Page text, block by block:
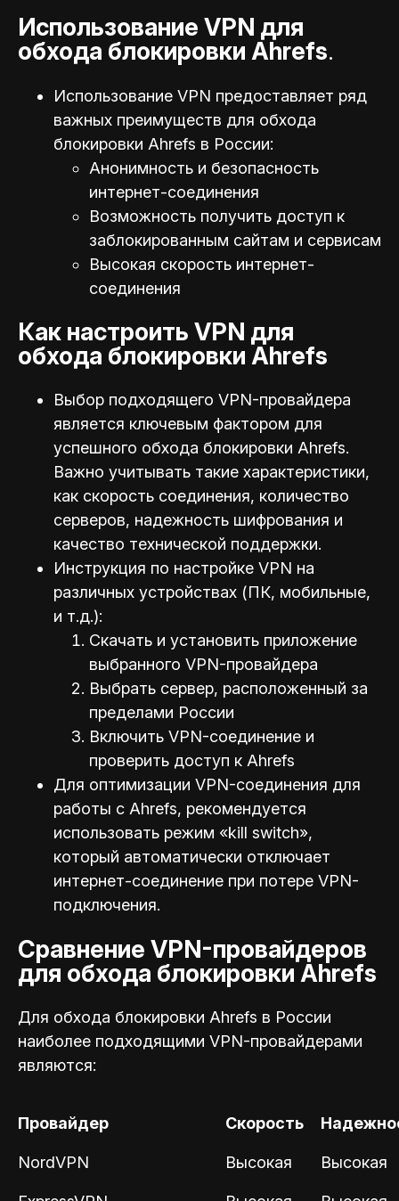
Использование VPN для
обхода блокировки Ahrefs.
Использование VPN предоставляет ряд
важных преимуществ для обхода
блокировки Ahrefs в России:
Анонимность и безопасность
интернет-соединения
Возможность получить доступ к
заблокированным сайтам и сервисам
Высокая скорость интернет-
соединения
Как настроить VPN для
обхода блокировки Ahrefs
Выбор подходящего VPN-провайдера
является ключевым фактором для
успешного обхода блокировки Ahrefs.
Важно учитывать такие характеристики,
как скорость соединения, количество
серверов, надежность шифрования и
качество технической поддержки.
Инструкция по настройке VPN на
различных устройствах (ПК, мобильные,
и т.д.):
Скачать и установить приложение
выбранного VPN-провайдера
Выбрать сервер, расположенный за
пределами России
Включить VPN-соединение и
проверить доступ к Ahrefs
Для оптимизации VPN-соединения для
работы с Ahrefs, рекомендуется
использовать режим «kill switch»,
который автоматически отключает
интернет-соединение при потере VPN-
подключения.
Сравнение VPN-провайдеров
для обхода блокировки Ahrefs
Для обхода блокировки Ahrefs в России
наиболее подходящими VPN-провайдерами
являются:
Провайдер Скорость
NordVPN Высокая Высокая